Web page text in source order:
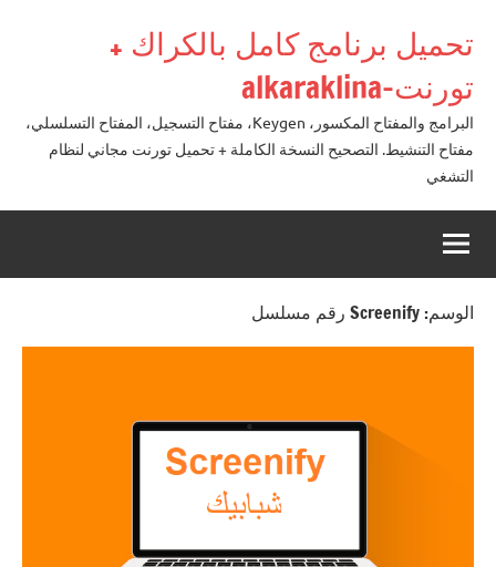
تحميل برنامج كامل بالكراك +
تورنت-alkaraklina
البرامج والمفتاح المكسور، Keygen، مفتاح التسجيل، المفتاح التسلسلي،
مفتاح التنشيط. التصحيح النسخة الكاملة + تحميل تورنت مجاني لنظام
التشغي
الوسم: Screenify رقم مسلسل